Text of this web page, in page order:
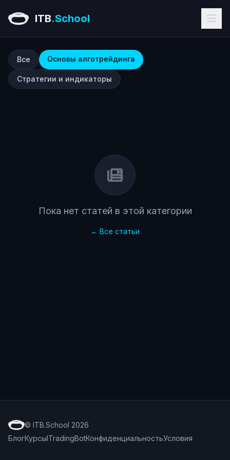
ITB.School
Все Основы алготрейдинга
Стратегии и индикаторы
Пока нет статей в этой категории
← Все статьи
© ITB.School 2026
БлогКурсыITradingBotКонфиденциальностьУсловия